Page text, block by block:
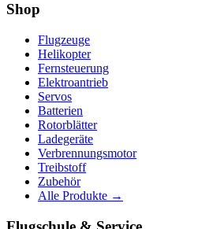
Shop
Flugzeuge
Helikopter
Fernsteuerung
Elektroantrieb
Servos
Batterien
Rotorblätter
Ladegeräte
Verbrennungsmotor
Treibstoff
Zubehör
Alle Produkte →